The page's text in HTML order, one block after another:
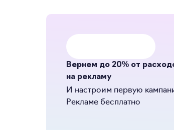
Вернем до 20% от
на рекламу
И настроим первую
Рекламе бесплатно